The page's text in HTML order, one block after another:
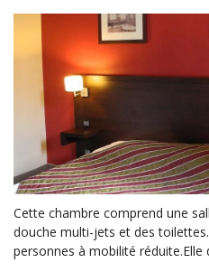
Cette chambre comprend une
douche multi-jets et des
personnes à mobilité